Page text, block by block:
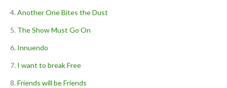
Another One Bites the Dust
The Show Must Go On
Innuendo
I want to break Free
Friends will be Friends